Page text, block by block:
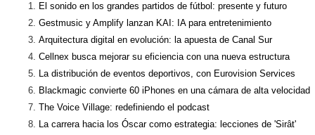
El sonido en los grandes partidos de fútbol: presente y futuro
Gestmusic y Amplify lanzan KAI: IA para entretenimiento
Arquitectura digital en evolución: la apuesta de Canal Sur
Cellnex busca mejorar su eficiencia con una nueva estructura
La distribución de eventos deportivos, con Eurovision Services
Blackmagic convierte 60 iPhones en una cámara de alta velocidad
The Voice Village: redefiniendo el podcast
La carrera hacia los Óscar como estrategia: lecciones de 'Sirât'